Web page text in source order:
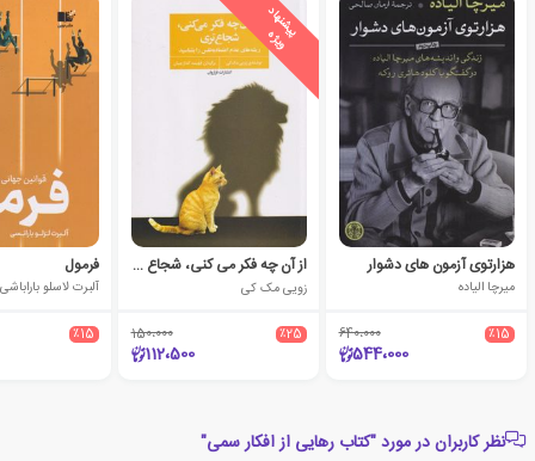
هزارتوی آزمون های دشوار
میرچا الیاده
٪15 640،000
544،000
پ
ی
ش
ن
ه
ا
د
و
ی
ژ
ه
از آن چه فکر می کنی، شجاع تری
زویی مک کی
٪25 150،000
112،500
فرمول
آلبرت لاسلو باراباشی
٪15
نظر کاربران در مورد "کتاب رهایی از افکار سمی"